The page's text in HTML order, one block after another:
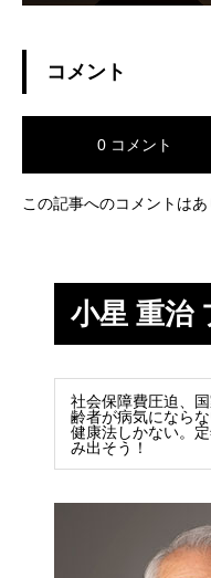
コメント
0 コメント
この記事へのコメントはあ
小星 重治
社会保障費圧迫、
齢者が病気になら
健康法しかない。
み出そう！